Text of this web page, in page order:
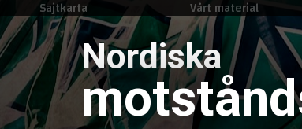
Sajtkarta Vårt material
Nordiska